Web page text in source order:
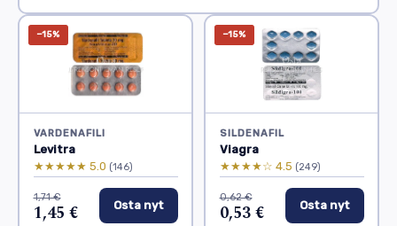
−15%
VARDENAFILI
Levitra
★★★★★ 5.0 (146)
1,71 €
1,45 € Osta nyt
−15%
SILDENAFIL
Viagra
★★★★☆ 4.5 (249)
0,62 €
0,53 € Osta nyt